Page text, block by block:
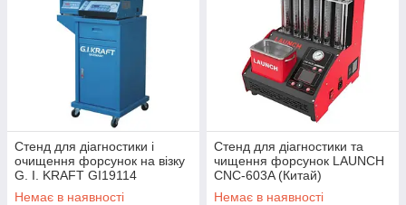
Стенд для діагностики і
очищення форсунок на візку
G. I. KRAFT GI19114
(Німеччина)
Немає в наявності
Стенд для діагностики та
чищення форсунок LAUNCH
CNC-603A (Китай)
Немає в наявності